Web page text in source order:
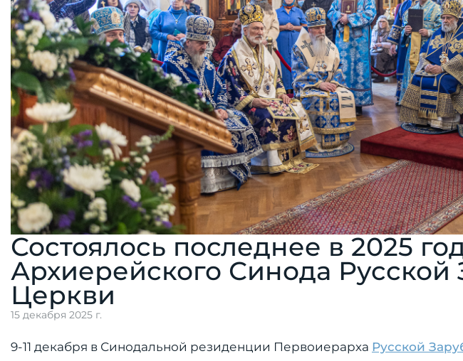
Состоялось последнее в 2025
Архиерейского Синода
Церкви
15 декабря 2025 г.
9-11 декабря в Синодальной резиденции Первоиерарха Русской